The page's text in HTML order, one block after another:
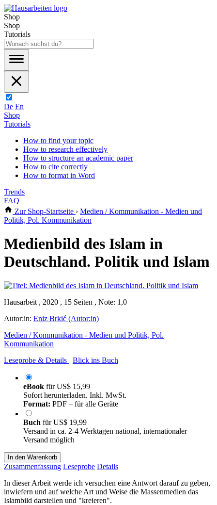
Shop
Shop
Tutorials
De En
Shop
Tutorials
How to find your topic
How to research effectively
How to structure an academic paper
How to cite correctly
How to format in Word
Trends
FAQ
Zur Shop-Startseite › Medien / Kommunikation - Medien und
Politik, Pol. Kommunikation
Medienbild des Islam in
Deutschland. Politik und Islam
Hausarbeit , 2020 , 15 Seiten , Note: 1,0
Autor:in: Eniz Brkić (Autor:in)
Medien / Kommunikation - Medien und Politik, Pol.
Kommunikation
Leseprobe & Details
Blick ins Buch
eBook fürUS$ 15,99
Sofort herunterladen. Inkl. MwSt.
Format: PDF – für alle Geräte
Buch fürUS$ 19,99
Versand in ca. 2-4 Werktagen national, internationaler
Versand möglich
In den Warenkorb
Zusammenfassung Leseprobe Details
In dieser Arbeit werde ich versuchen eine Antwort darauf zu geben,
inwiefern und auf welche Art und Weise die Massenmedien das
Islambild darstellen und "kreieren".